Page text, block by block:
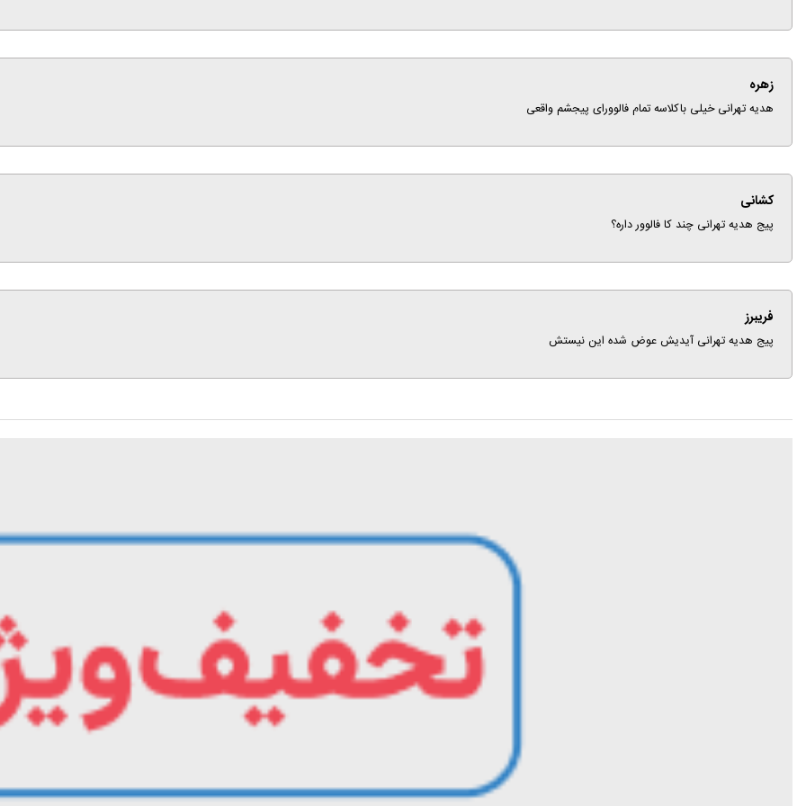
زهره
هدیه تهرانی خیلی باکلاسه تمام فالوورای پیجشم واقعی
کشانی
پیج هدیه تهرانی چند کا فالوور داره؟
فریبرز
پیج هدیه تهرانی آیدیش عوض شده این نیستش